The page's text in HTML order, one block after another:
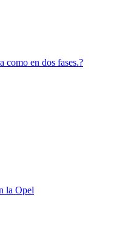
como en dos fases.?
la Opel